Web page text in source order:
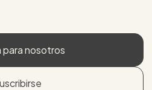
para nosotros